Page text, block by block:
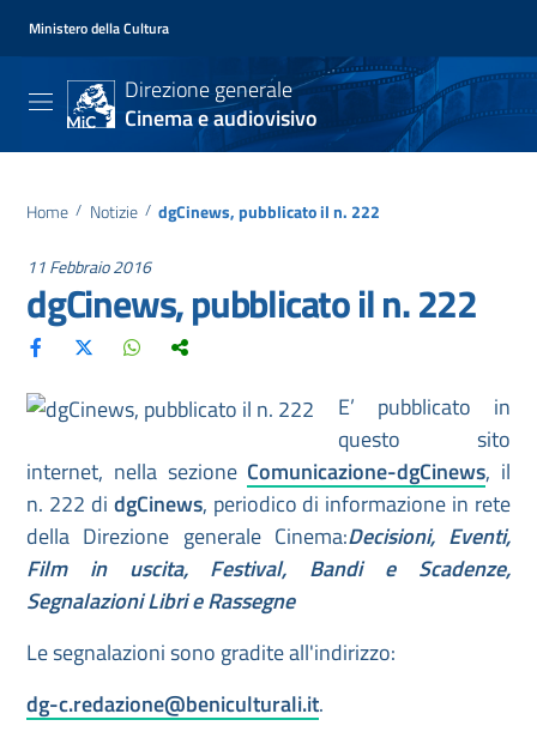
Ministero della Cultura
Direzione generale
Cinema e audiovisivo
Home / Notizie / dgCinews, pubblicato il n. 222
11 Febbraio 2016
dgCinews, pubblicato il n. 222
E’ pubblicato in
questo sito
internet, nella sezione Comunicazione-dgCinews, il
n. 222 di dgCinews, periodico di informazione in rete
della Direzione generale Cinema:Decisioni, Eventi,
Film in uscita, Festival, Bandi e Scadenze,
Segnalazioni Libri e Rassegne
Le segnalazioni sono gradite all'indirizzo:
dg-c.redazione@beniculturali.it.